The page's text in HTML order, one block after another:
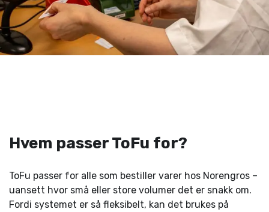
Hvem passer ToFu for?
ToFu passer for alle som bestiller varer hos Norengros –
uansett hvor små eller store volumer det er snakk om.
Fordi systemet er så fleksibelt, kan det brukes på